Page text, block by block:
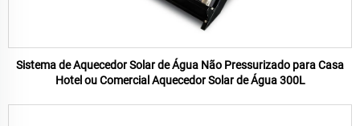
Sistema de Aquecedor Solar de Água Não Pressurizado para Casa
Hotel ou Comercial Aquecedor Solar de Água 300L